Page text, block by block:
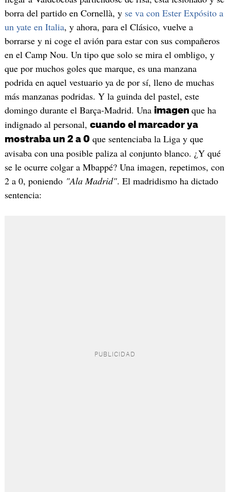
borra del partido en Cornellà, y se va con Ester Expósito a
un yate en Italia, y ahora, para el Clásico, vuelve a
borrarse y ni coge el avión para estar con sus compañeros
en el Camp Nou. Un tipo que solo se mira el ombligo, y
que por muchos goles que marque, es una manzana
podrida en aquel vestuario ya de por sí, lleno de muchas
más manzanas podridas. Y la guinda del pastel, este
domingo durante el Barça-Madrid. Una imagen que ha
indignado al personal, cuando el marcador ya
mostraba un 2 a 0que sentenciaba la Liga y que
avisaba con una posible paliza al conjunto blanco. ¿Y qué
se le ocurre colgar a Mbappé? Una imagen, repetimos, con
2 a 0, poniendo "Ala Madrid". El madridismo ha dictado
sentencia: